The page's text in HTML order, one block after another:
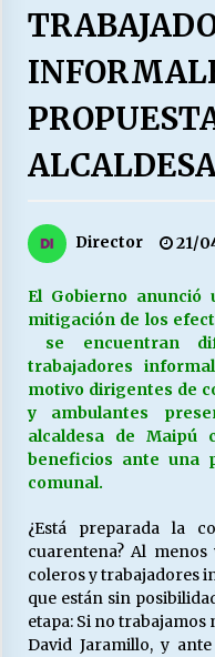
28/07/
27/07/
25/06/
¿Qué
23/06/
28/05/
Director 21/
El Gobierno
mitigación de los
se encuentran
trabajadores
motivo dirigentes de
y ambulantes
alcaldesa de
beneficios ante una
comunal.
¿Está preparada la
cuarentena? Al
coleros y trabajadores
que están sin
etapa: Si no trabajamos
David Jaramillo, y